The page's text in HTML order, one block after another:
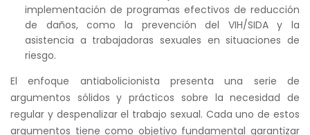
implementación de programas efectivos de reducción
de daños, como la prevención del VIH/SIDA y la
asistencia a trabajadoras sexuales en situaciones de
riesgo.
El enfoque antiabolicionista presenta una serie de
argumentos sólidos y prácticos sobre la necesidad de
regular y despenalizar el trabajo sexual. Cada uno de estos
argumentos tiene como objetivo fundamental garantizar